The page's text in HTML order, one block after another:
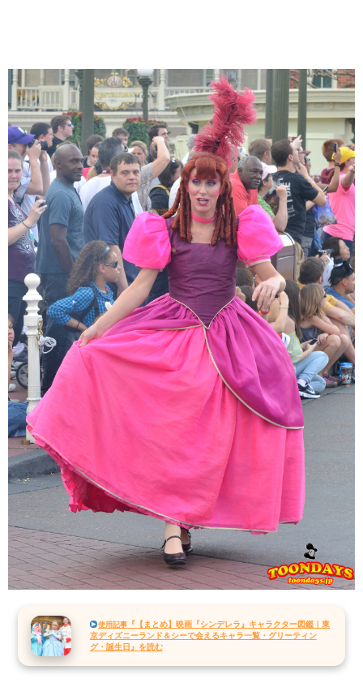
使用記事 『【まとめ】映画『シンデレラ』キャラクター図鑑｜東
京ディズニーランド＆シーで会えるキャラ一覧・グリーティン
グ・誕生日』を読む